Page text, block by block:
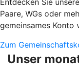
Entdecken Sie
Paare, WGs oder
gemeinsames Konto
Zum
Unser